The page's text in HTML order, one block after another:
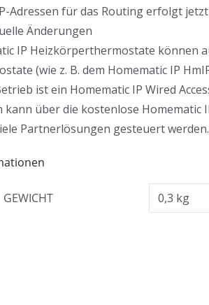
Adressen für das Routing erfolgt
Änderungen
IP Heizkörperthermostate können
(wie z. B. dem Homematic IP
ist ein Homematic IP Wired
kann über die kostenlose Homematic
Partnerlösungen gesteuert werden.
GEWICHT 0,3 kg